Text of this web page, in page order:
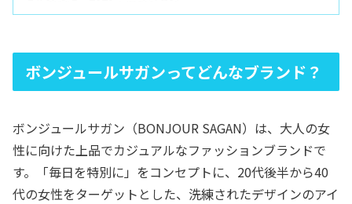
ボンジュールサガンってどんなブランド？
ボンジュールサガン（BONJOUR SAGAN）は、大人の女
性に向けた上品でカジュアルなファッションブランドで
す。「毎日を特別に」をコンセプトに、20代後半から40
代の女性をターゲットとした、洗練されたデザインのアイ